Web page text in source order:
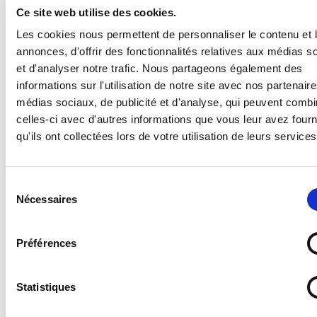
Ce site web utilise des cookies.
Les cookies nous permettent de personnaliser le contenu et
annonces, d'offrir des fonctionnalités relatives aux médias
et d'analyser notre trafic. Nous partageons également des
informations sur l'utilisation de notre site avec nos
médias sociaux, de publicité et d'analyse, qui peuvent
celles-ci avec d'autres informations que vous leur avez
qu'ils ont collectées lors de votre utilisation de leurs
Nécessaires
Préférences
Statistiques
Panneau Avertisseur d'incendie
Supports disponibles :
- Forex 2 mm (pvc expansé pour un panneau en
plastique standard, léger et résistant)
- Vitrophanie (autocollant à poser sur une vitre en
intérieur pour une visibilité de l'extérieur)
- Dibond 3 mm (aluminium composite)